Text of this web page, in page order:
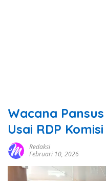
Wacana
Usai RDP
Redaksi
Februari 10, 2026